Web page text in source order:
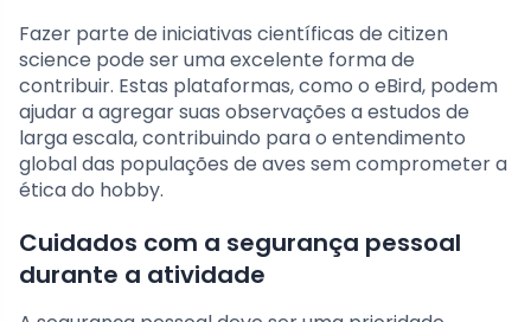
Fazer parte de iniciativas científicas de citizen
science pode ser uma excelente forma de
contribuir. Estas plataformas, como o eBird, podem
ajudar a agregar suas observações a estudos de
larga escala, contribuindo para o entendimento
global das populações de aves sem comprometer a
ética do hobby.
Cuidados com a segurança pessoal
durante a atividade